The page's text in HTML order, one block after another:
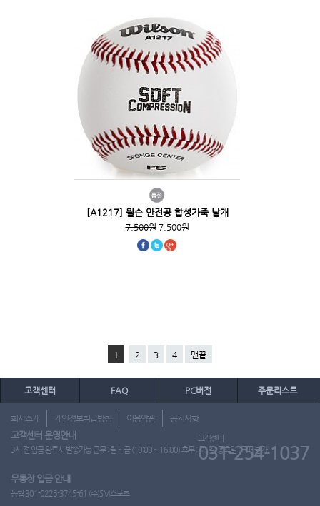
[A1217] 윌슨 안전공 합성가죽 낱개
7,500원7,500원
1 2 3 4 맨끝
고객센터 FAQ PC버전 주문리스트
회사소개 개인정보취급방침 이용약관 공지사항
고객센터 운영안내
3시 전 입금 완료시 발송가능 근무 : 월 ~ 금 (10:00 ~ 16:00) 휴무 : 토, 일, 공휴일 (도매 불가)
고객센터
031-254-1037
무통장 입금 안내
농협 301-0225-3745-61 (주)SM스포츠